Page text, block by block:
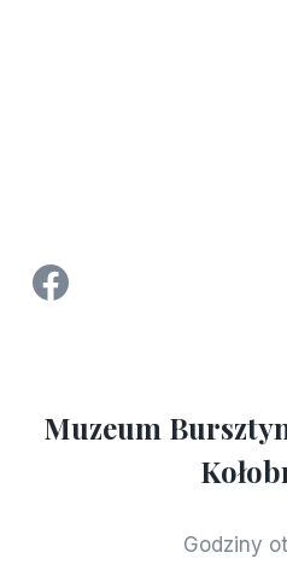
Strona Facebook Manufaktura Bursztynu - Muzeum Bursztynu w Kołobrzegu
Muzeum
Godziny